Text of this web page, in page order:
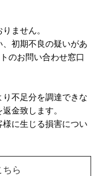
ません。
初期不良の疑いがあ
のお問い合わせ窓口
不足分を調達できな
金致します。
に生じる損害につい
ら